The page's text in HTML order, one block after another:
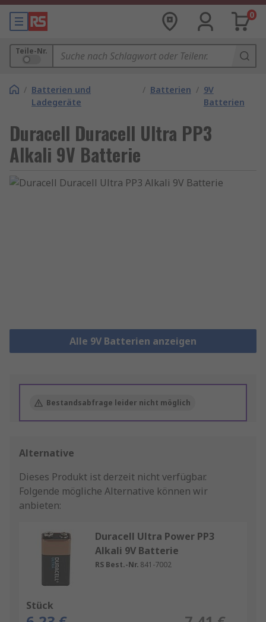
0
Teile-Nr.
/ Batterien und
Ladegeräte
/ Batterien / 9V
Batterien
Duracell Duracell Ultra PP3
Alkali 9V Batterie
Alle 9V Batterien anzeigen
Bestandsabfrage leider nicht möglich
Alternative
Dieses Produkt ist derzeit nicht verfügbar.
Folgende mögliche Alternative können wir
anbieten:
Duracell Ultra Power PP3
Alkali 9V Batterie
RS Best.-Nr. 841-7002
Stück